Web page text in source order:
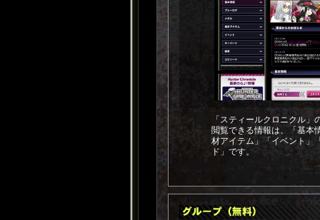
「スティールクロニクル
閲覧できる情報は、「基本
材アイテム」「イベント」
ド」です。